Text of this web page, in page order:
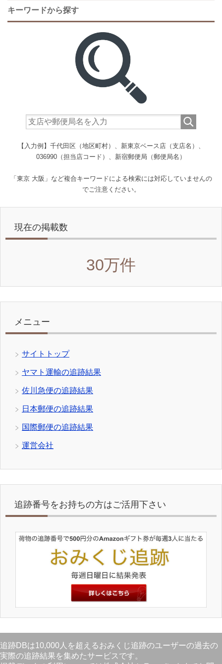
キーワードから探す
【入力例】千代田区（地区町村）、新東京ベース店（支店名）、
036990（担当店コード）、新宿郵便局（郵便局名）
「東京 大阪」など複合キーワードによる検索には対応していませんの
でご注意ください。
現在の掲載数
30万件
メニュー
サイトトップ
ヤマト運輸の追跡結果
佐川急便の追跡結果
日本郵便の追跡結果
国際郵便の追跡結果
運営会社
追跡番号をお持ちの方はご活用下さい
追跡DBは10,000人を超えるおみくじ追跡のユーザーの過去の
実際の追跡結果を集めたサービスです。